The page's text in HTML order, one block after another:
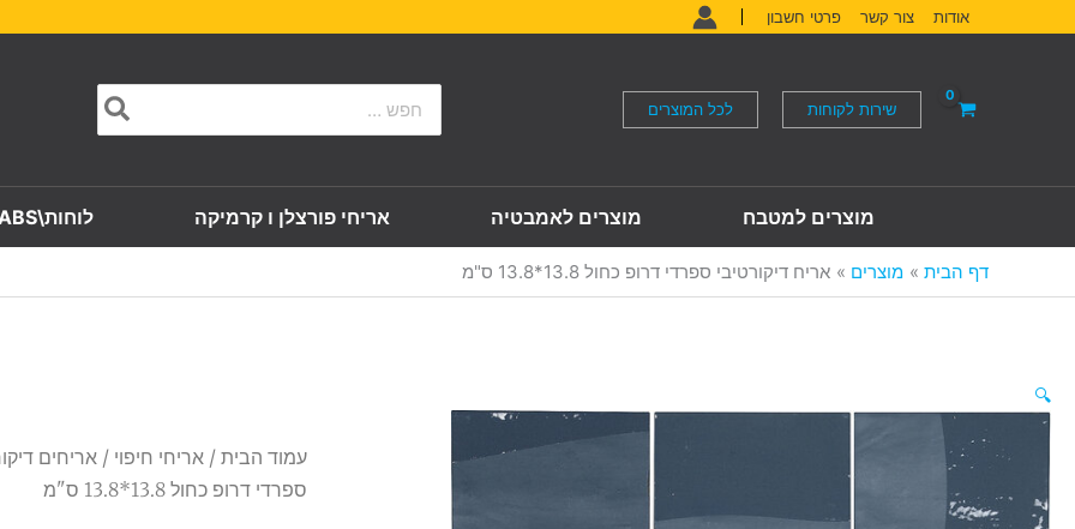
לתוכן
אודות צור קשר פרטי חשבון
שירות לקוחות לכל המוצרים
for:
מוצרים למטבח מוצרים לאמבטיה אריחי פורצלן ו קרמיקה לוחות\SLABS
דף הבית מוצרים אריח דיקורטיבי ספרדי דרופ כחול 13.8*13.8 ס"מ
🔍
עמוד הבית / אריחי חיפוי / אריחים
ספרדי דרופ כחול 13.8*13.8 ס"מ